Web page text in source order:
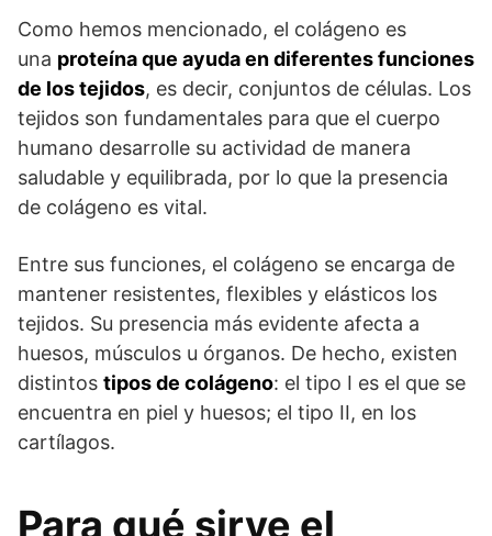
Como hemos mencionado, el colágeno es
una proteína que ayuda en diferentes funciones
de los tejidos, es decir, conjuntos de células. Los
tejidos son fundamentales para que el cuerpo
humano desarrolle su actividad de manera
saludable y equilibrada, por lo que la presencia
de colágeno es vital.
Entre sus funciones, el colágeno se encarga de
mantener resistentes, flexibles y elásticos los
tejidos. Su presencia más evidente afecta a
huesos, músculos u órganos. De hecho, existen
distintos tipos de colágeno: el tipo I es el que se
encuentra en piel y huesos; el tipo II, en los
cartílagos.
Para qué sirve el